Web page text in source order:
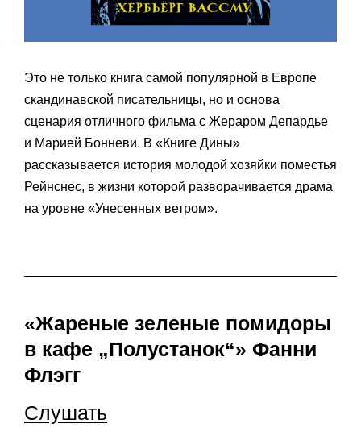
Это не только книга самой популярной в Европе
скандинавской писательницы, но и основа
сценария отличного фильма с Жераром Депардье
и Марией Бонневи. В «Книге Дины»
рассказывается история молодой хозяйки поместья
Рейнснес, в жизни которой разворачивается драма
на уровне «Унесенных ветром».
«Жареные зеленые помидоры
в кафе „Полустанок“» Фанни
Флэгг
Слушать